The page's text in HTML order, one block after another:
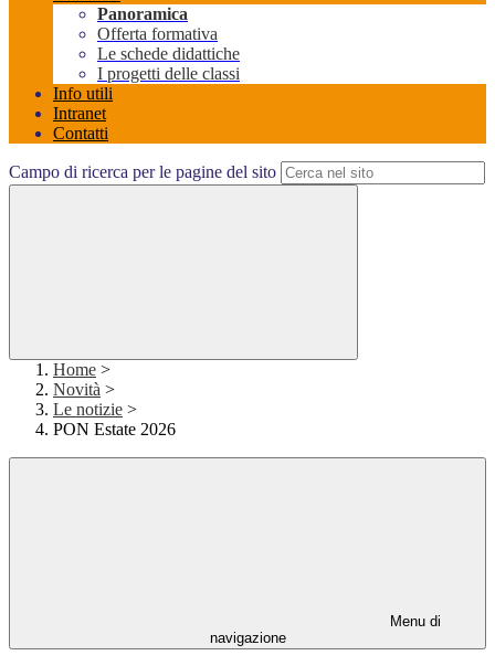
Panoramica
Offerta formativa
Le schede didattiche
I progetti delle classi
Info utili
Intranet
Contatti
Campo di ricerca per le pagine del sito
Home >
Novità >
Le notizie >
PON Estate 2026
Menu di
navigazione